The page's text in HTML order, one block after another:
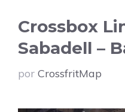
Crossbox
Sabadell –
por CrossfritMap